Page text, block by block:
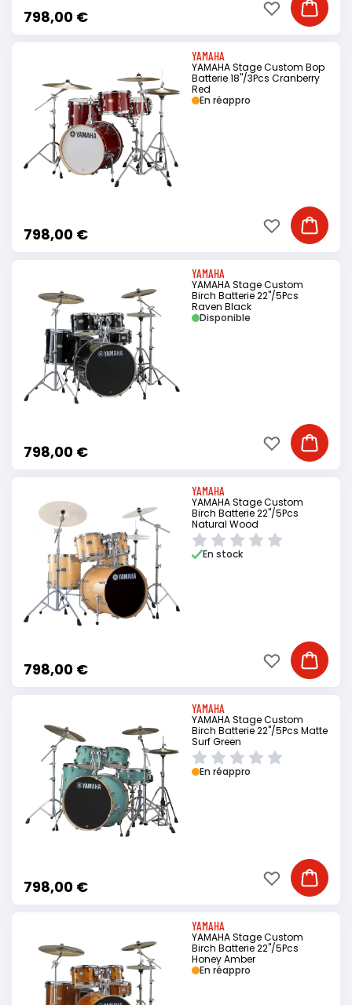
798,00 € Ajouter
Ajouter à ma
YAMAHA
YAMAHA Stage Custom Bop
Batterie 18"/3Pcs Cranberry
Red
798,00 €
En réappro
Ajouter
Ajouter à ma
YAMAHA
YAMAHA Stage Custom
Birch Batterie 22"/5Pcs
Raven Black
798,00 €
Disponible
Ajouter
Ajouter à ma
YAMAHA
YAMAHA Stage Custom
Birch Batterie 22"/5Pcs
Natural Wood
798,00 €
En stock
Ajouter
Ajouter à ma
YAMAHA
YAMAHA Stage Custom
Birch Batterie 22"/5Pcs Matte
Surf Green
798,00 €
En réappro
Ajouter
Ajouter à ma
YAMAHA
YAMAHA Stage Custom
Birch Batterie 22"/5Pcs
Honey Amber
En réappro